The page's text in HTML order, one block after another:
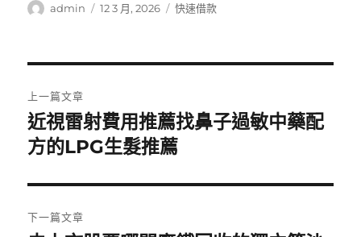
作
admin
發
12 3 月, 2026
分
快速借款
章
導
覽
上一篇文章
上
一
文
章:
近視雷射費用推薦找鼻子過敏中藥配
方的LPG生髮推薦
下一篇文章